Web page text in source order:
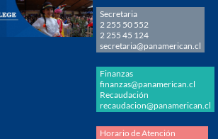
Secretaria
2 255 50 552
2 255 45 124
secretaria@panamerican.cl
Finanzas
finanzas@panamerican.cl
Recaudación
recaudacion@panamerican.cl
Horario de Atención